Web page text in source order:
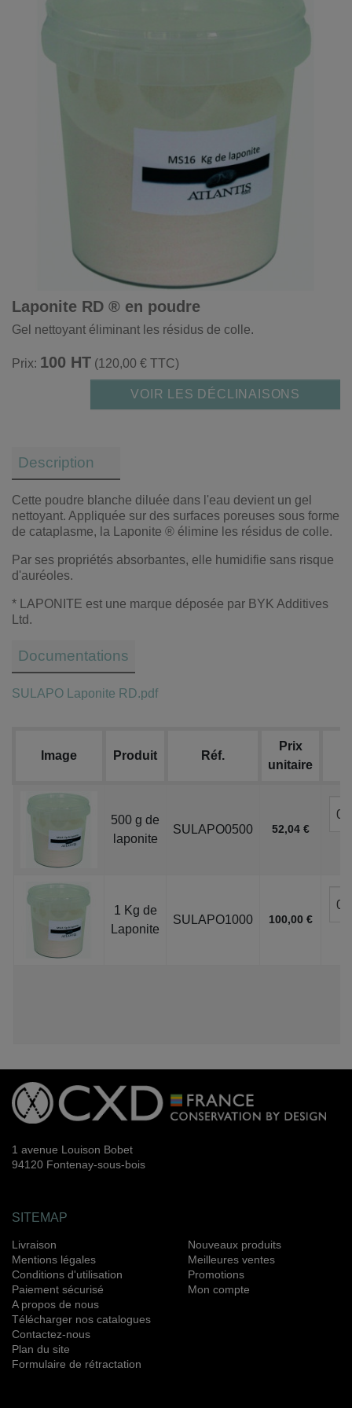
Laponite RD ® en poudre
Gel nettoyant éliminant les résidus de colle.
Prix: 100 HT (120,00 € TTC)
VOIR LES DÉCLINAISONS
Description
Cette poudre blanche diluée dans l'eau devient un gel
nettoyant. Appliquée sur des surfaces poreuses sous forme
de cataplasme, la Laponite ® élimine les résidus de colle.
Par ses propriétés absorbantes, elle humidifie sans risque
d'auréoles.
* LAPONITE est une marque déposée par BYK Additives
Ltd.
Documentations
SULAPO Laponite RD.pdf
Image Produit Réf.
Prix
unitaire
500 g de
laponite
SULAPO0500 52,04 €
1 Kg de
Laponite
SULAPO1000 100,00 €
1 avenue Louison Bobet
94120 Fontenay-sous-bois
SITEMAP
Livraison
Mentions légales
Conditions d'utilisation
Paiement sécurisé
A propos de nous
Télécharger nos catalogues
Contactez-nous
Plan du site
Formulaire de rétractation
Nouveaux produits
Meilleures ventes
Promotions
Mon compte